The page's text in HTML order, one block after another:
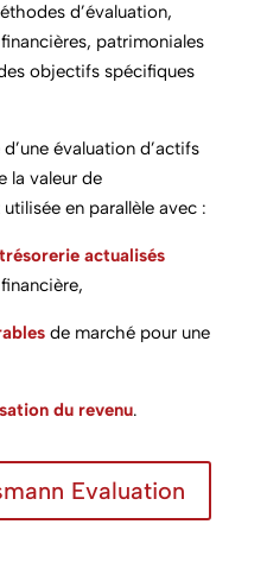
d’évaluation,
patrimoniales
objectifs spécifiques
évaluation d’actifs
la valeur de
en parallèle avec :
actualisés
de marché pour une
du revenu.
Evaluation